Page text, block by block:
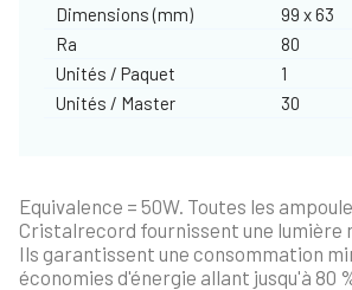
Dimensions (mm)
99 x 63
Ra
80
Unités / Paquet
1
Unités / Master
30
Equivalence = 50W. Toutes les
Cristalrecord fournissent une lumière
Ils garantissent une consommation
économies d'énergie allant jusqu'à 80